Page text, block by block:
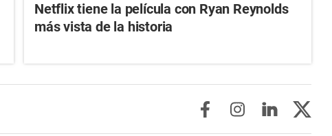
Netflix tiene la película con Ryan Reynolds
más vista de la historia